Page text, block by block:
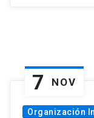
7 NOV
Organización